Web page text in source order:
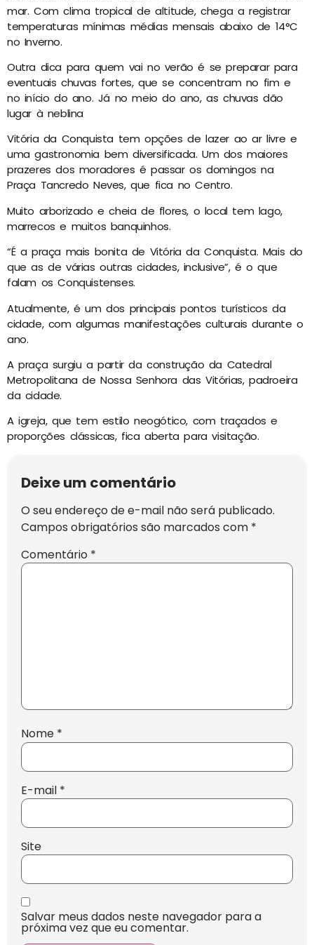
mar. Com clima tropical de altitude, chega a registrar
temperaturas mínimas médias mensais abaixo de 14°C
no Inverno.
Outra dica para quem vai no verão é se preparar para
eventuais chuvas fortes, que se concentram no fim e
no início do ano. Já no meio do ano, as chuvas dão
lugar à neblina
Vitória da Conquista tem opções de lazer ao ar livre e
uma gastronomia bem diversificada. Um dos maiores
prazeres dos moradores é passar os domingos na
Praça Tancredo Neves, que fica no Centro.
Muito arborizado e cheia de flores, o local tem lago,
marrecos e muitos banquinhos.
“É a praça mais bonita de Vitória da Conquista. Mais do
que as de várias outras cidades, inclusive”, é o que
falam os Conquistenses.
Atualmente, é um dos principais pontos turísticos da
cidade, com algumas manifestações culturais durante o
ano.
A praça surgiu a partir da construção da Catedral
Metropolitana de Nossa Senhora das Vitórias, padroeira
da cidade.
A igreja, que tem estilo neogótico, com traçados e
proporções clássicas, fica aberta para visitação.
Deixe um comentário
O seu endereço de e-mail não será publicado.
Campos obrigatórios são marcados com *
Comentário *
Nome *
E-mail *
Site
Salvar meus dados neste navegador para a
próxima vez que eu comentar.